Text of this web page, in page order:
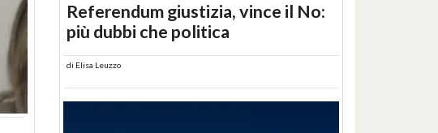
Referendum giustizia, vince il No:
più dubbi che politica
di Elisa Leuzzo